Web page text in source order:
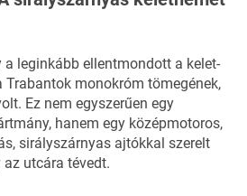
a leginkább ellentmondott a kelet-
Trabantok monokróm tömegének,
Ez nem egyszerűen egy
hanem egy középmotoros,
sirályszárnyas ajtókkal szerelt
utcára tévedt.